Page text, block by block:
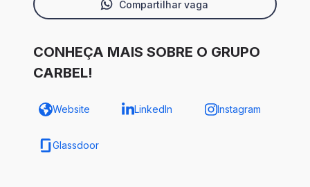
Compartilhar vaga
CONHEÇA MAIS SOBRE O GRUPO
CARBEL!
Website LinkedIn Instagram
Glassdoor